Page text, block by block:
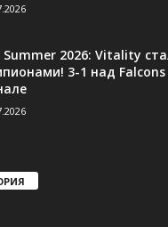
Summer 2026: Vitality
3-1 над